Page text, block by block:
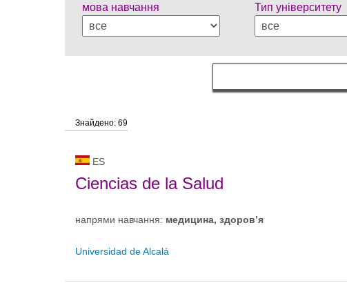
мова навчання Тип університету
Знайдено: 69
ES
Ciencias de la Salud
напрями навчання: медицина, здоров’я
Universidad de Alcalá